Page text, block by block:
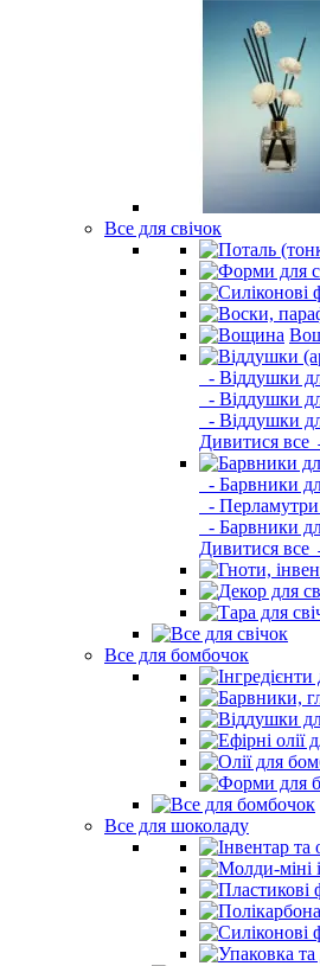
Все для свічок
- Віддушки
- Віддушки
- Віддушки
Дивитися все
- Барвники
- Перламутри
- Барвники
Дивитися все
Все для бомбочок
Все для шоколаду